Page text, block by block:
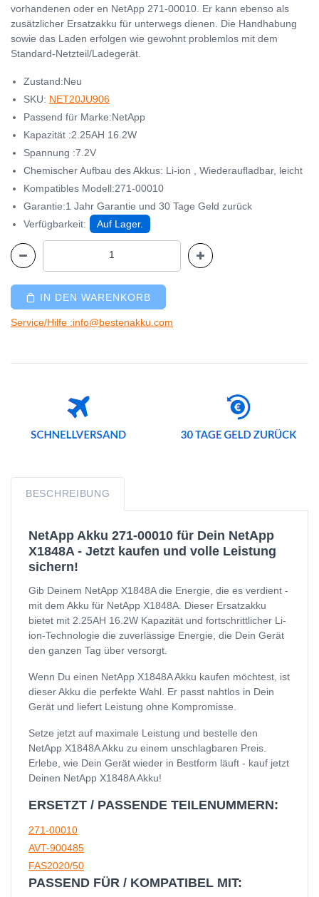
vorhandenen oder en NetApp 271-00010. Er kann ebenso als
zusätzlicher Ersatzakku für unterwegs dienen. Die Handhabung
sowie das Laden erfolgen wie gewohnt problemlos mit dem
Standard-Netzteil/Ladegerät.
Zustand:Neu
SKU: NET20JU906
Passend für Marke:NetApp
Kapazität :2.25AH 16.2W
Spannung :7.2V
Chemischer Aufbau des Akkus: Li-ion , Wiederaufladbar, leicht
Kompatibles Modell:271-00010
Garantie:1 Jahr Garantie und 30 Tage Geld zurück
Verfügbarkeit:
Auf Lager.
IN DEN WARENKORB
Service/Hilfe :info@bestenakku.com
BESCHREIBUNG
NetApp Akku 271-00010 für Dein NetApp
X1848A - Jetzt kaufen und volle Leistung
sichern!
Gib Deinem NetApp X1848A die Energie, die es verdient -
mit dem Akku für NetApp X1848A. Dieser Ersatzakku
bietet mit 2.25AH 16.2W Kapazität und fortschrittlicher Li-
ion-Technologie die zuverlässige Energie, die Dein Gerät
den ganzen Tag über versorgt.
Wenn Du einen NetApp X1848A Akku kaufen möchtest, ist
dieser Akku die perfekte Wahl. Er passt nahtlos in Dein
Gerät und liefert Leistung ohne Kompromisse.
Setze jetzt auf maximale Leistung und bestelle den
NetApp X1848A Akku zu einem unschlagbaren Preis.
Erlebe, wie Dein Gerät wieder in Bestform läuft - kauf jetzt
Deinen NetApp X1848A Akku!
ERSETZT / PASSENDE TEILENUMMERN:
271-00010
AVT-900485
FAS2020/50
PASSEND FÜR / KOMPATIBEL MIT: